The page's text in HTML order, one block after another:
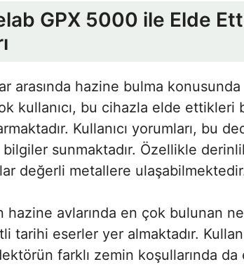
GPX 5000 ile Elde
arasında hazine bulma
kullanıcı, bu cihazla elde ettikleri
Kullanıcı yorumları, bu
sunmaktadır. Özellikle
değerli metallere
hazine avlarında en çok bulunan
tarihi eserler yer almaktadır.
farklı zemin koşullarında da